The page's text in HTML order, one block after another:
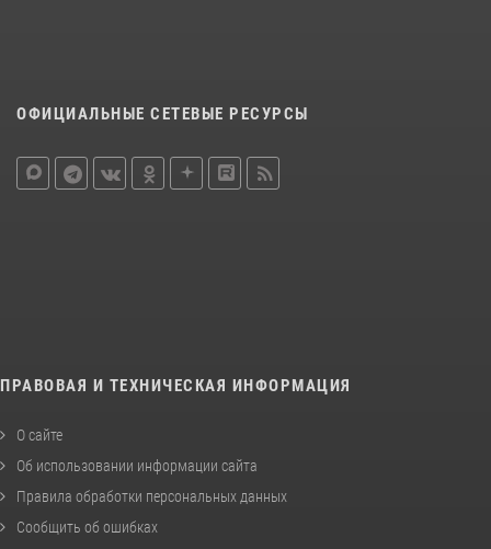
ОФИЦИАЛЬНЫЕ СЕТЕВЫЕ РЕСУРСЫ
ПРАВОВАЯ И ТЕХНИЧЕСКАЯ ИНФОРМАЦИЯ
О сайте
Об использовании информации сайта
Правила обработки персональных данных
Сообщить об ошибках